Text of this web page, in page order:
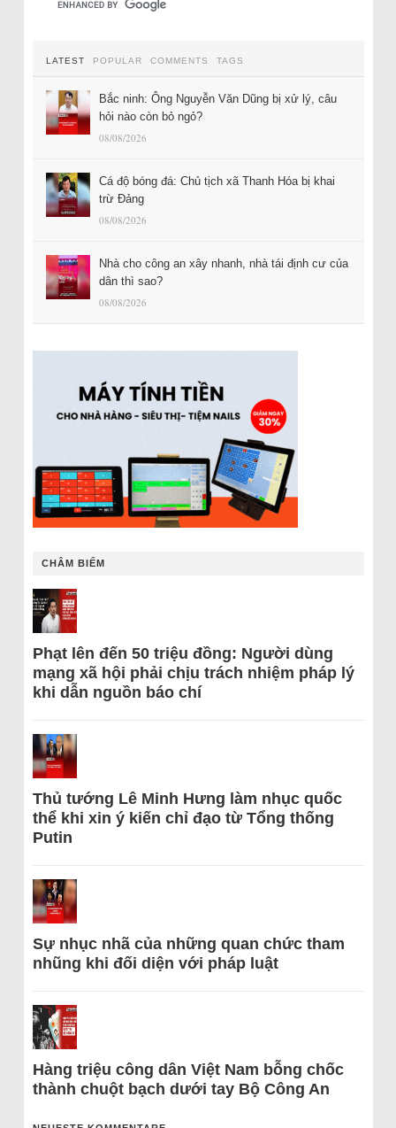
LATEST POPULAR COMMENTS TAGS
Bắc ninh: Ông Nguyễn Văn Dũng bị xử lý, câu
hỏi nào còn bỏ ngỏ?
08/08/2026
Cá độ bóng đá: Chủ tịch xã Thanh Hóa bị khai
trừ Đảng
08/08/2026
Nhà cho công an xây nhanh, nhà tái định cư của
dân thì sao?
08/08/2026
CHÂM BIẾM
Phạt lên đến 50 triệu đồng: Người dùng
mạng xã hội phải chịu trách nhiệm pháp lý
khi dẫn nguồn báo chí
Thủ tướng Lê Minh Hưng làm nhục quốc
thể khi xin ý kiến chỉ đạo từ Tổng thống
Putin
Sự nhục nhã của những quan chức tham
nhũng khi đối diện với pháp luật
Hàng triệu công dân Việt Nam bỗng chốc
thành chuột bạch dưới tay Bộ Công An